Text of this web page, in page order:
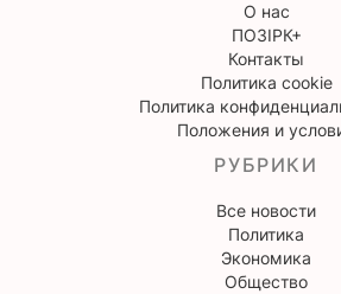
О нас
ПОЗІРК+
Контакты
Политика cookie
Политика
Положения и
РУБРИКИ
Все новости
Политика
Экономика
Общество